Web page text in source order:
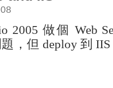
2005 做個 Web
，但 deploy 到